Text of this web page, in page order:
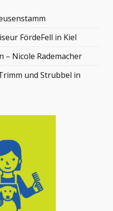
FördeFell in Kiel
– Nicole Rademacher
und Strubbel in